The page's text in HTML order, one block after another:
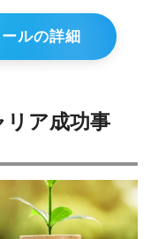
ルの詳細
リア成功事